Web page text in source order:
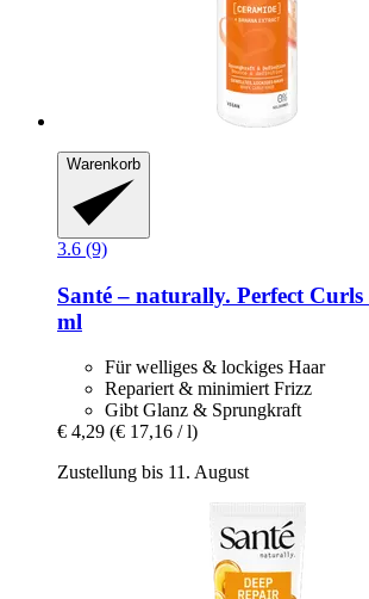
Warenkorb
3.6 (9)
Santé – naturally. Perfect
ml
Für welliges & lockiges Haar
Repariert & minimiert Frizz
Gibt Glanz & Sprungkraft
€ 4,29 (€ 17,16 / l)
Zustellung bis 11. August